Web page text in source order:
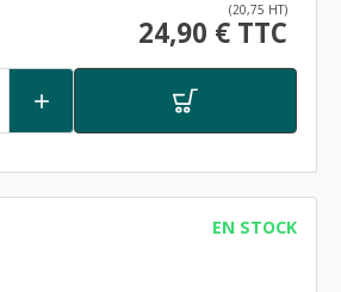
(20,75 HT)
24,90 € TTC

EN STOCK